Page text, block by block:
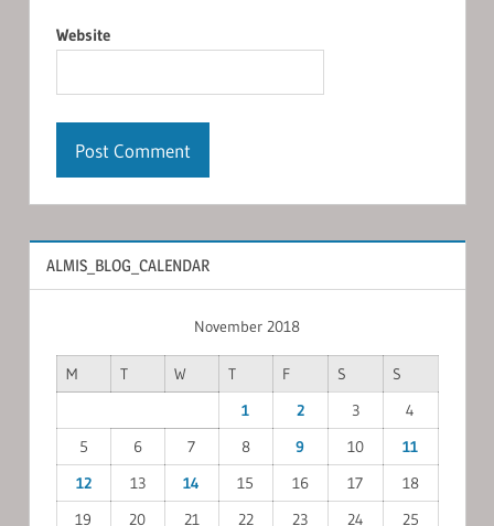
Website
ALMIS_BLOG_CALENDAR
November 2018
M T W T F S
S
1
2 3
4
5
6 7 8 9 10
11
12
13 14 15 16 17
18
19
20 21 22 23 24
25